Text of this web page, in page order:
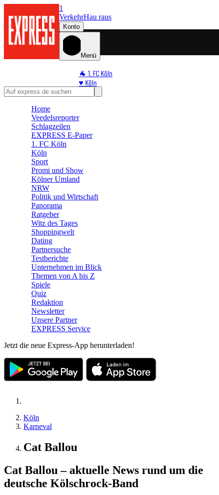
1
VerkehrHau raus
Konto
Menü
🐐 1. FC Köln
♥️ Köln
🛒 Shoppingwelt
Home
Veedelsreporter
Schlagzeilen
EXPRESS E-Paper
1. FC Köln
Köln
Sport
Promi und Show
Kölner Umland
NRW
Politik und Wirtschaft
Panorama
Ratgeber
Witz des Tages
Shoppingwelt
Dating
Partnersuche
Testberichte
Unternehmen im Blick
Themen von A bis Z
Spiele
Quiz
Redaktion
Newsletter
Unsere Partner
EXPRESS Service
Jetzt die neue Express-App herunterladen!
Köln
Karneval
Cat Ballou
Cat Ballou – aktuelle News rund um die
deutsche Kölschrock-Band